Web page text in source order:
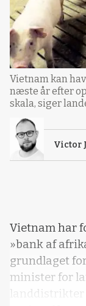
Vietnam kan
næste år efter
skala, siger
Victor
Vietnam har
»bank af
grundlaget
minister for
landdistrikter